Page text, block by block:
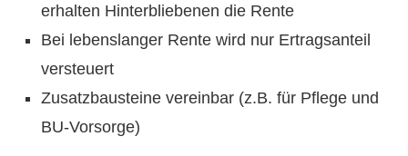
erhalten Hinterbliebenen die Rente
Bei lebenslanger Rente wird nur Ertragsanteil
versteuert
Zusatzbausteine vereinbar (z.B. für Pflege und
BU-Vorsorge)